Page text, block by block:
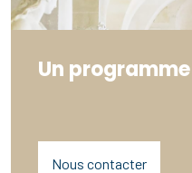
Un
Nous contacter